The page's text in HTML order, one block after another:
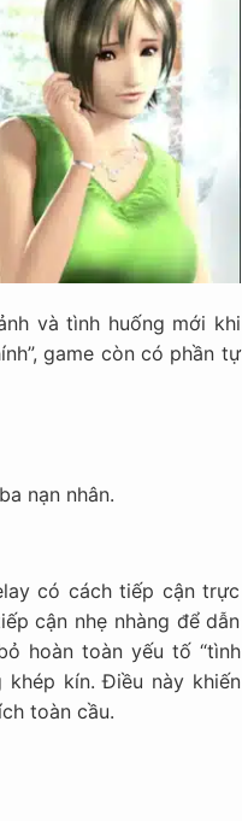
và tình huống mới khi
game còn có phần tự
nạn nhân.
có cách tiếp cận trực
cận nhẹ nhàng để dẫn
hoàn toàn yếu tố “tình
kín. Điều này khiến
toàn cầu.